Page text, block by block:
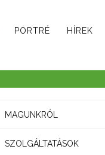
PORTRÉ HÍREK
MAGUNKRÓL
SZOLGÁLTATÁSOK